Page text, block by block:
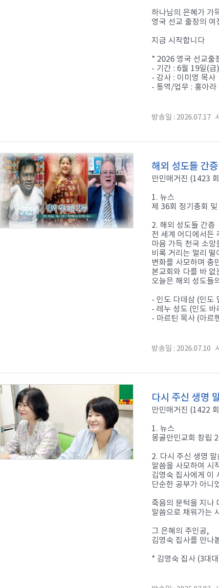
하나님의 은혜가 가
영국 선교 출장의 여
지금 시작합니다
* 2026 영국 선교출
- 기간 : 6월 19일(
- 강사 : 이미영 목사
- 통역/업무 : 홍아라
방송일 : 2026.07.17
해외 성도들 간증
만민매거진 (1423
1. 뉴스
제 36회 정기총회
2. 해외 성도들 간증
전 세계 어디에서든
마음 가득 천국 소
비록 거리는 멀리 떨
변화를 사모하며 충
본교회와 다를 바 없
오늘은 해외 성도들
- 인도 다데삼 (인도
- 레누 성도 (인도
- 마르틴 목사 (아르
방송일 : 2026.07.10
다시 주신 생명
만민매거진 (1422
1. 뉴스
몽골만민교회 창립
2. 다시 주신 생명
말씀을 사모하여 시
김영숙 집사에게 이
단순한 공부가 아니
죽음의 문턱을 지나
말씀으로 채워가는
그 은혜의 주인공,
김영숙 집사를 만나
* 김영숙 집사 (3대